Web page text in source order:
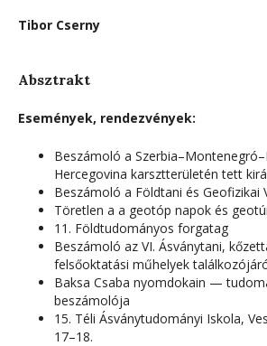
Tibor Cserny
Absztrakt
Események, rendezvények:
Beszámoló a
Hercegovina karsztterületén tett
Beszámoló a Földtani és Geofizikai
Töretlen a a geotóp napok és
11. Földtudományos forgatag
Beszámoló az VI. Ásványtani,
felsőoktatási műhelyek
Baksa Csaba nyomdokain —
beszámolója
15. Téli Ásványtudományi Iskola,
17–18.